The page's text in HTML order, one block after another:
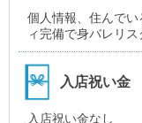
個人情報、住んで
ィ完備で身バレリ
入店祝い金
入店祝い金なし